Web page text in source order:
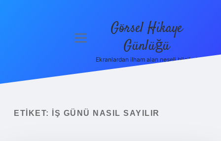
menüyü
Görsel Hikaye
Günlüğü
Ekranlardan ilham alan neşeli bilgiler!
ETIKET: İŞ GÜNÜ NASIL SAYILIR